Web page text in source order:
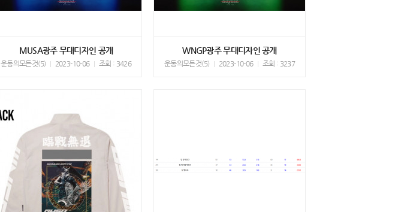
MUSA광주 무대디자인 공개
운동의모든것(5) 2023-10-06 조회 : 3426
WNGP광주 무대디자인 공개
운동의모든것(5) 2023-10-06 조회 : 3237